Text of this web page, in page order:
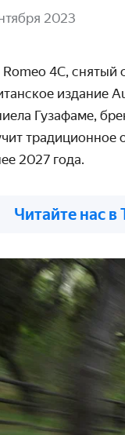
2023
4C, снятый
издание
Гузафаме,
традиционное
2027 года.
Читайте нас в